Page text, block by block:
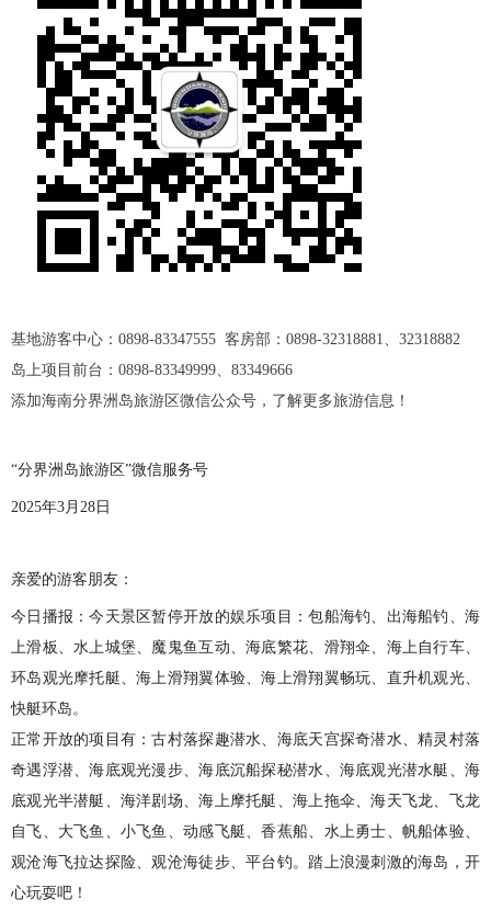
基地游客中心：0898-83347555 客房部：0898-32318881、32318882
岛上项目前台：0898-83349999、83349666
添加海南分界洲岛旅游区微信公众号，了解更多旅游信息！
“分界洲岛旅游区”微信服务号
2025年3月28日
亲爱的游客朋友：
今日播报：今天景区暂停开放的娱乐项目：包船海钓、出海船钓、海
上滑板、水上城堡、魔鬼鱼互动、海底繁花、滑翔伞、海上自行车、
环岛观光摩托艇、海上滑翔翼体验、海上滑翔翼畅玩、直升机观光、
快艇环岛。
正常开放的项目有：古村落探趣潜水、海底天宫探奇潜水、精灵村落
奇遇浮潜、海底观光漫步、海底沉船探秘潜水、海底观光潜水艇、海
底观光半潜艇、海洋剧场、海上摩托艇、海上拖伞、海天飞龙、飞龙
自飞、大飞鱼、小飞鱼、动感飞艇、香蕉船、水上勇士、帆船体验、
观沧海飞拉达探险、观沧海徒步、平台钓。踏上浪漫刺激的海岛，开
心玩耍吧！